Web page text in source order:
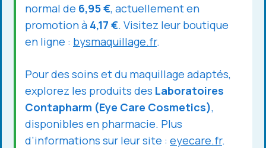
normal de 6,95 €, actuellement en
promotion à 4,17 €. Visitez leur boutique
en ligne : bysmaquillage.fr.
Pour des soins et du maquillage adaptés,
explorez les produits des Laboratoires
Contapharm (Eye Care Cosmetics),
disponibles en pharmacie. Plus
d’informations sur leur site : eyecare.fr.